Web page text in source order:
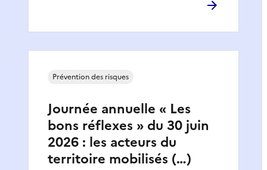
Journée annuelle « Les
bons réflexes » du 30 juin
2026 : les acteurs du
territoire mobilisés (…)
Prévention des risques